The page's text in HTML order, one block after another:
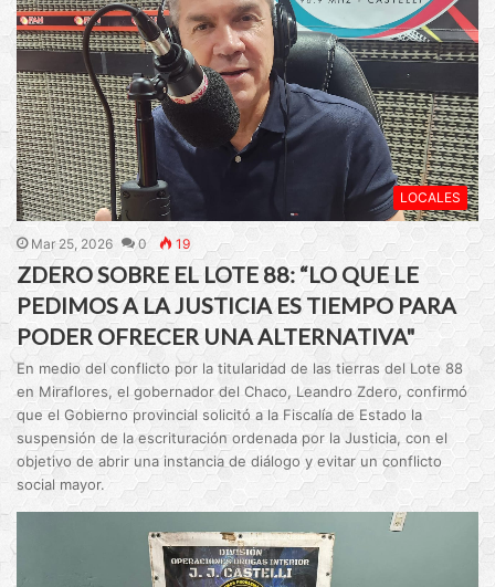
LOCALES
Mar 25, 2026 0 19
ZDERO SOBRE EL LOTE 88: “LO QUE LE
PEDIMOS A LA JUSTICIA ES TIEMPO PARA
PODER OFRECER UNA ALTERNATIVA"
En medio del conflicto por la titularidad de las tierras del Lote 88
en Miraflores, el gobernador del Chaco, Leandro Zdero, confirmó
que el Gobierno provincial solicitó a la Fiscalía de Estado la
suspensión de la escrituración ordenada por la Justicia, con el
objetivo de abrir una instancia de diálogo y evitar un conflicto
social mayor.